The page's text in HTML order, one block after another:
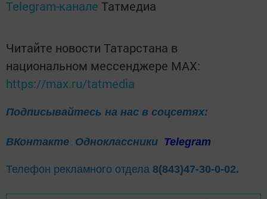
Telegram-канале Татмедиа
Читайте новости Татарстана в
национальном мессенджере MАХ:
https://max.ru/tatmedia
Подписывайтесь на нас в соцсетях:
ВКонтакте Одноклассники Telegram
Телефон рекламного отдела 8(843)47-30-0-02.